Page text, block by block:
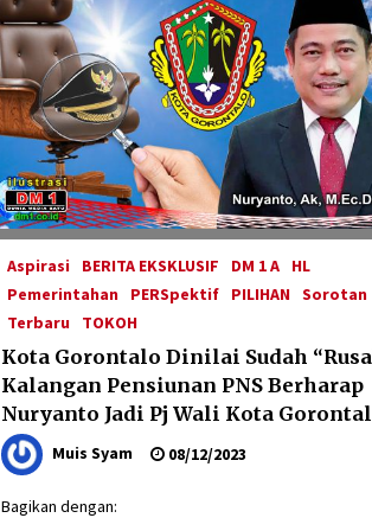
Aspirasi BERITA EKSKLUSIF DM 1 A
HL
Pemerintahan
PERSpektif PILIHAN Sorotan
Terbaru
TOKOH
Kota Gorontalo Dinilai Sudah
Kalangan Pensiunan PNS Berharap
Nuryanto Jadi Pj Wali Kota
Muis Syam 08/12/2023
Bagikan dengan: